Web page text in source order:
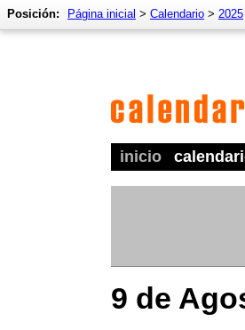
inicio
Posición: Página inicial > Calendario > 2025
9 de